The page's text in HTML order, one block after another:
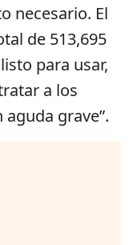
necesario. El
de 513,695
para usar,
a los
grave”.